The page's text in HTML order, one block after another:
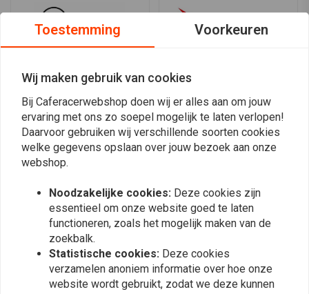
Toestemming Voorkeuren
Wij maken gebruik van cookies
Bij Caferacerwebshop doen wij er alles aan om jouw
ervaring met ons zo soepel mogelijk te laten verlopen!
Daarvoor gebruiken wij verschillende soorten cookies
welke gegevens opslaan over jouw bezoek aan onze
webshop.
Noodzakelijke cookies: Deze cookies zijn
essentieel om onze website goed te laten
functioneren, zoals het mogelijk maken van de
zoekbalk.
Statistische cookies: Deze cookies
verzamelen anoniem informatie over hoe onze
website wordt gebruikt, zodat we deze kunnen